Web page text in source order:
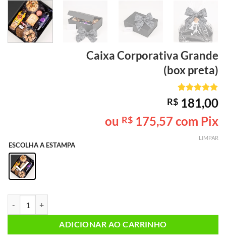
Caixa CorporativaGrande
(box preta)
Avaliado
como5de
5, com
baseado em
1
de cliente
R$ 181,00
ou R$ 175,57com Pix
ESCOLHA A ESTAMPA
LIMPAR
ADICIONAR AO CARRINHO